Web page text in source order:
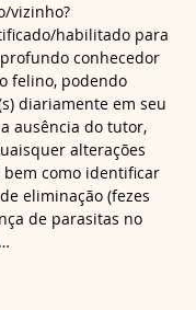
habilitado para
conhecedor
felino, podendo
diariamente em seu
ausência do tutor,
alterações
como identificar
eliminação (fezes
de parasitas no